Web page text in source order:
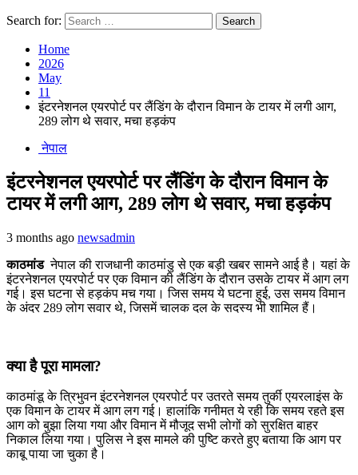
Search for:
Home
2026
May
11
इंटरनेशनल एयरपोर्ट पर लैंडिंग के दौरान विमान के टायर में लगी आग,
289 लोग थे सवार, मचा हड़कंप
नेपाल
इंटरनेशनल एयरपोर्ट पर लैंडिंग के दौरान विमान के
टायर में लगी आग, 289 लोग थे सवार, मचा हड़कंप
3 months ago newsadmin
काठमांडनेपाल की राजधानी काठमांडु से एक बड़ी खबर सामने आई है। यहां के
इंटरनेशनल एयरपोर्ट पर एक विमान की लैंडिंग के दौरान उसके टायर में आग लग
गई। इस घटना से हड़कंप मच गया। जिस समय ये घटना हुई, उस समय विमान
के अंदर 289 लोग सवार थे, जिसमें चालक दल के सदस्य भी शामिल हैं।
क्या है पूरा मामला?
काठमांडू के त्रिभुवन इंटरनेशनल एयरपोर्ट पर उतरते समय तुर्की एयरलाइंस के
एक विमान के टायर में आग लग गई। हालांकि गनीमत ये रही कि समय रहते इस
आग को बुझा लिया गया और विमान में मौजूद सभी लोगों को सुरक्षित बाहर
निकाल लिया गया। पुलिस ने इस मामले की पुष्टि करते हुए बताया कि आग पर
काबू पाया जा चुका है।